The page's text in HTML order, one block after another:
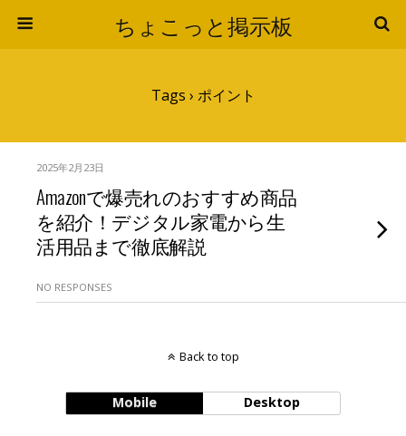
ちょこっと掲示板
Tags › ポイント
2025年2月23日
Amazonで爆売れのおすすめ商品
を紹介！デジタル家電から生
活用品まで徹底解説
NO RESPONSES
Back to top
Mobile Desktop